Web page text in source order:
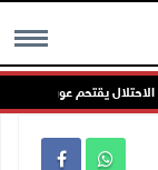
MENU
يقتحم عورتا جنوب